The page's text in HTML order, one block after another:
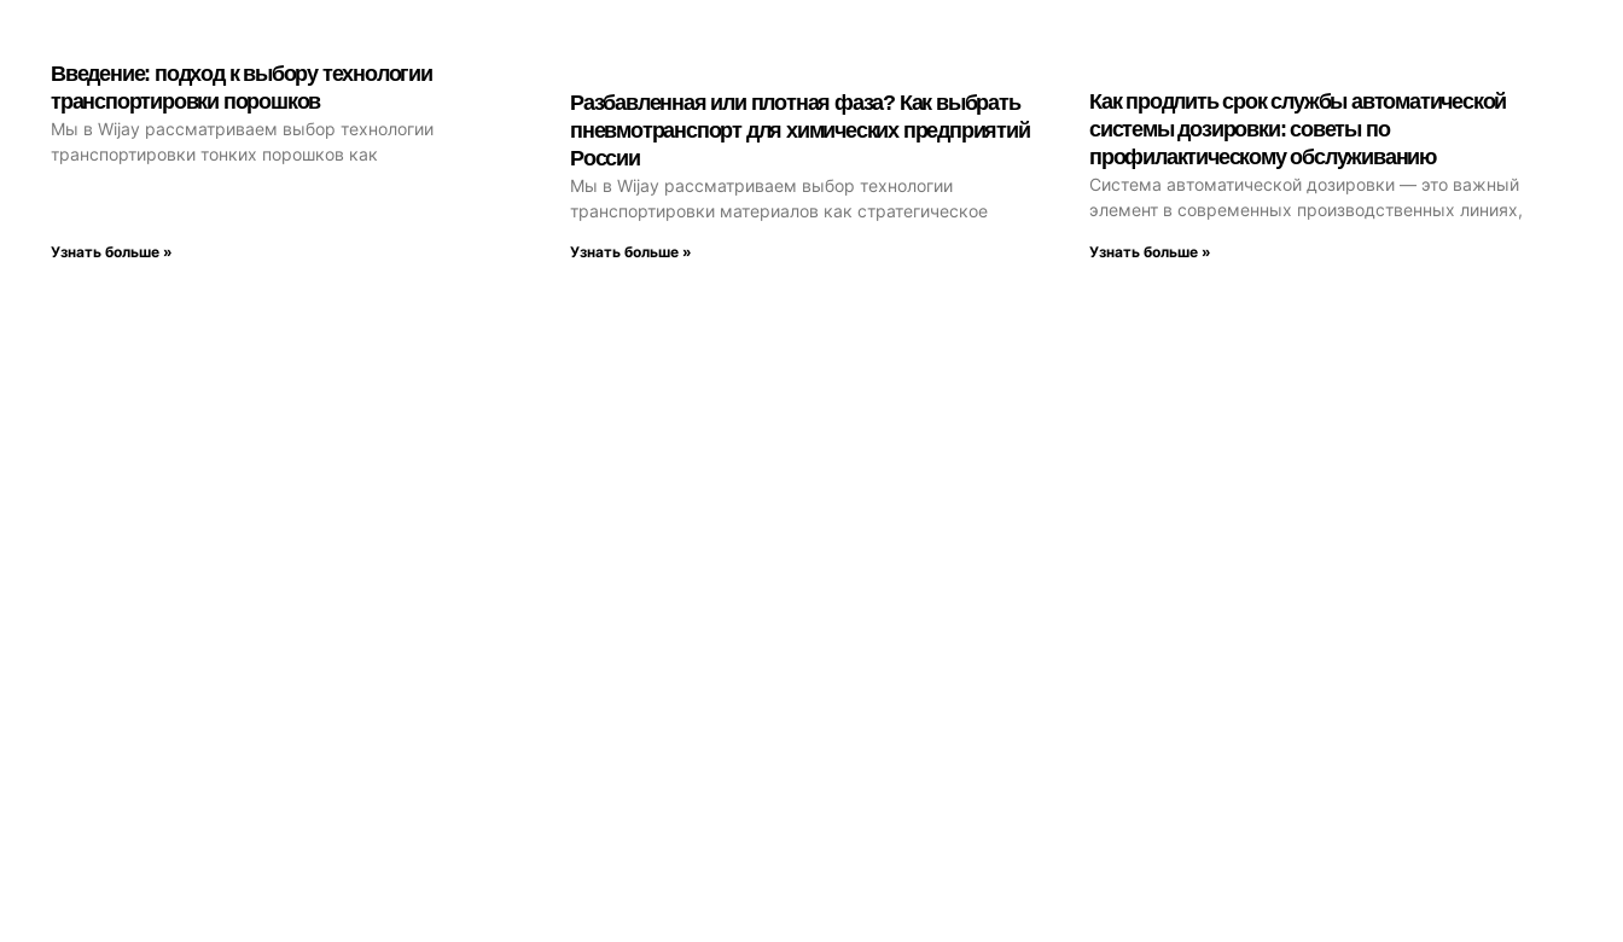
Введение: подход к выбору технологии
транспортировки порошков
Мы в Wijay рассматриваем выбор технологии
транспортировки тонких порошков как
Узнать больше »
Разбавленная или плотная фаза? Как выбрать
пневмотранспорт для химических предприятий
России
Мы в Wijay рассматриваем выбор технологии
транспортировки материалов как стратегическое
Узнать больше »
Как продлить срок службы автоматической
системы дозировки: советы по
профилактическому обслуживанию
Система автоматической дозировки — это важный
элемент в современных производственных линиях,
Узнать больше »